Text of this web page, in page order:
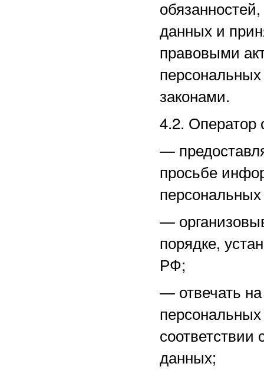
данных и
правовыми
законами.
4.2. Оператор
—
просьбе
—
порядке,
РФ;
— отвечать
данных;